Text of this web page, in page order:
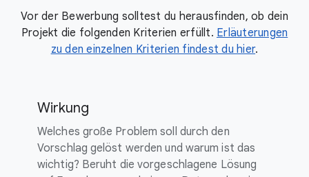
Vor der Bewerbung solltest du herausfinden, ob dein
Projekt die folgenden Kriterien erfüllt. Erläuterungen
zu den einzelnen Kriterien findest du hier.
Wirkung
Welches große Problem soll durch den
Vorschlag gelöst werden und warum ist das
wichtig? Beruht die vorgeschlagene Lösung